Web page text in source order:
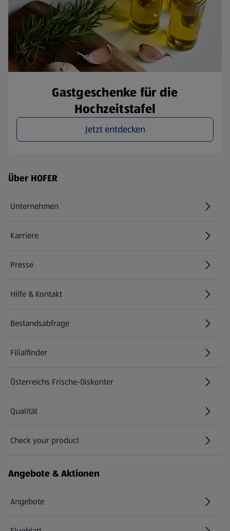
Gastgeschenke für die
Hochzeitstafel
Jetzt entdecken
Fußzeilenmenü - weitere Links
Über HOFER
Unternehmen
Karriere
(öffnet in einem neuen Tab)
Presse
Hilfe & Kontakt
(öffnet in einem neuen Tab)
Bestandsabfrage
(öffnet in einem neuen Tab)
Filialfinder
Österreichs Frische-Diskonter
Qualität
Check your product
(öffnet in einem neuen Tab)
Angebote & Aktionen
Angebote